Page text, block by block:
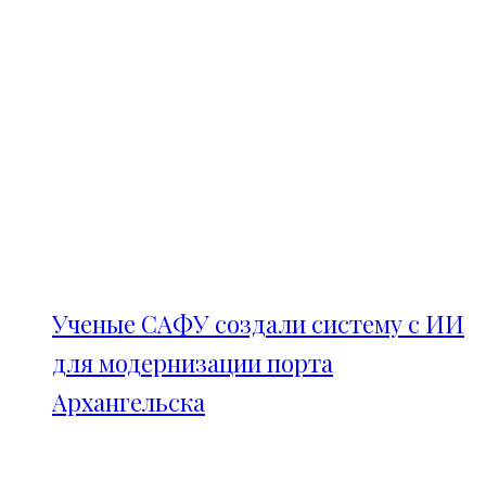
Ученые САФУ создали систему с ИИ
для модернизации порта
Архангельска